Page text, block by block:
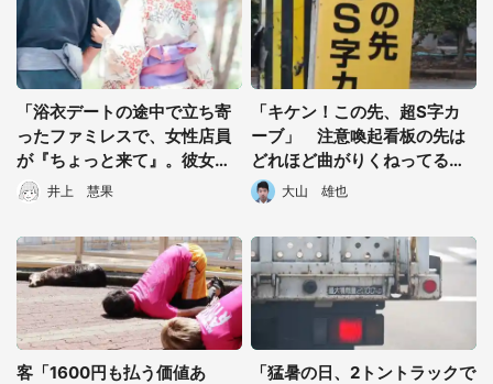
「浴衣デートの途中で立ち寄
ったファミレスで、女性店員
が『ちょっと来て』。彼女は
私をトイレに連れていき...」
（新潟県・30代女性）
井上 慧果
「キケン！この先、超S字カ
ーブ」 注意喚起看板の先は
どれほど曲がりくねってる？
進んでみるとまさかの光景
大山 雄也
客「1600円も払う価値あ
「猛暑の日、2トントラックで